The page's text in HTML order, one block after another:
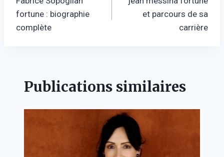
de
l’article
fortune : biographie
complète
et parcours de sa
carrière
Publications similaires